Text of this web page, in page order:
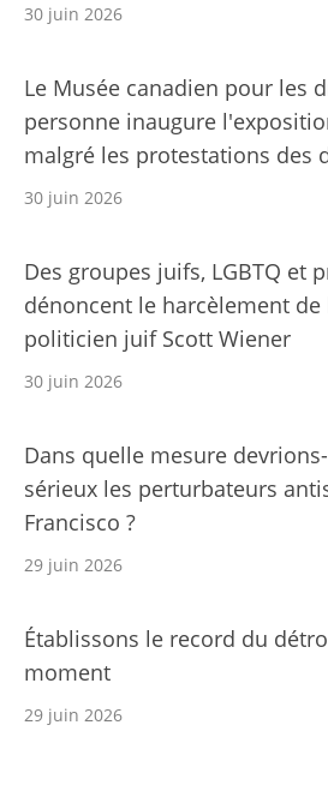
30 juin 2026
Le Musée canadien pour les
personne inaugure
malgré les protestations des
30 juin 2026
Des groupes juifs, LGBTQ et
dénoncent le harcèlement
politicien juif Scott Wiener
30 juin 2026
Dans quelle mesure
sérieux les perturbateurs
Francisco ?
29 juin 2026
Établissons le record du
moment
29 juin 2026